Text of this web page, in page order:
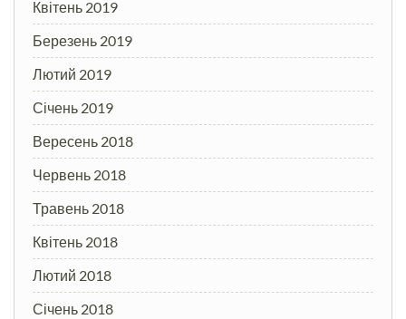
Квітень 2019
Березень 2019
Лютий 2019
Січень 2019
Вересень 2018
Червень 2018
Травень 2018
Квітень 2018
Лютий 2018
Січень 2018